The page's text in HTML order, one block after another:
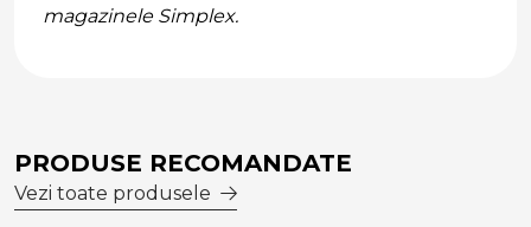
magazinele Simplex.
PRODUSE RECOMANDATE
Vezi toate produsele